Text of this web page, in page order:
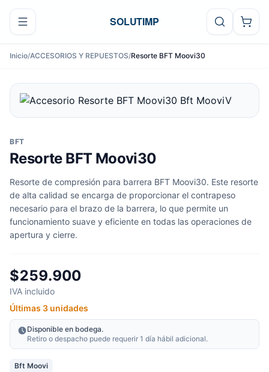
Ir al contenido
SOLUTIMP
Inicio/ACCESORIOS Y REPUESTOS/Resorte BFT Moovi30
BFT
Resorte BFT Moovi30
Resorte de compresión para barrera BFT Moovi30. Este resorte
de alta calidad se encarga de proporcionar el contrapeso
necesario para el brazo de la barrera, lo que permite un
funcionamiento suave y eficiente en todas las operaciones de
apertura y cierre.
$259.900
IVA incluido
Últimas 3 unidades
Disponible en bodega.
Retiro o despacho puede requerir 1 día hábil adicional.
Bft Moovi